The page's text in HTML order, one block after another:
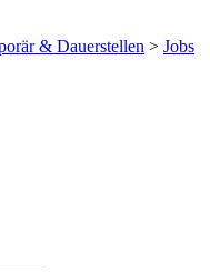
& Dauerstellen > Jobs